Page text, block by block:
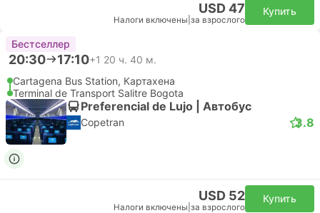
USD 47
Налоги включены за взрослого
Купить
Бестселлер
20:30 17:10+1 20 ч. 40 м.
Cartagena Bus Station, Картахена
Terminal de Transport Salitre Bogota
Preferencial de Lujo | Автобус
Copetran 3.8
USD 52
Налоги включены за взрослого
Купить